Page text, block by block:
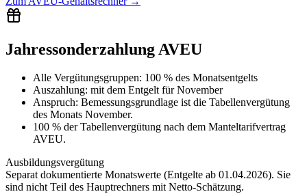
Jahressonderzahlung AVEU
Alle Vergütungsgruppen: 100 % des Monatsentgelts
Auszahlung: mit dem Entgelt fürNovember
Anspruch: Bemessungsgrundlage ist die Tabellenvergütung
des Monats November.
100 % der Tabellenvergütung nach dem Manteltarifvertrag
AVEU.
Ausbildungsvergütung
Separat dokumentierte Monatswerte (Entgelte ab 01.04.2026). Sie
sind nicht Teil des Hauptrechners mit Netto-Schätzung.